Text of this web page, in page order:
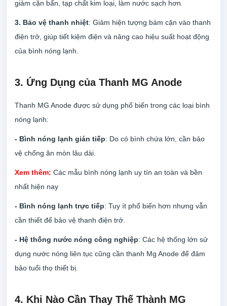
giảm cặn bẩn, tạp chất kim loại, làm nước sạch hơn.
3. Bảo vệ thanh nhiệt: Giảm hiện tượng bám cặn vào thanh
điện trở, giúp tiết kiệm điện và nâng cao hiệu suất hoạt động
của bình nóng lạnh.
3. Ứng Dụng của Thanh MG Anode
Thanh MG Anode được sử dụng phổ biến trong các loại bình
nóng lạnh:
- Bình nóng lạnh gián tiếp: Do có bình chứa lớn, cần bảo
vệ chống ăn mòn lâu dài.
Xem thêm: Các mẫu bình nóng lạnh uy tín an toàn và bền
nhất hiện nay
- Bình nóng lạnh trực tiếp: Tuy ít phổ biến hơn nhưng vẫn
cần thiết để bảo vệ thanh điện trở.
- Hệ thống nước nóng công nghiệp: Các hệ thống lớn sử
dụng nước nóng liên tục cũng cần thanh Mg Anode để đảm
bảo tuổi thọ thiết bị.
4. Khi Nào Cần Thay Thế Thành MG